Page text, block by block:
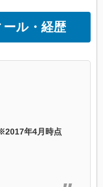
ル・経歴
年4月時点